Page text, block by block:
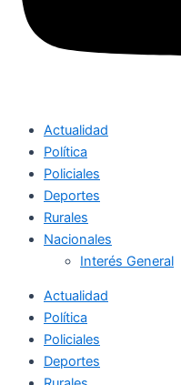
Actualidad
Política
Policiales
Deportes
Rurales
Nacionales
Interés General
Actualidad
Política
Policiales
Deportes